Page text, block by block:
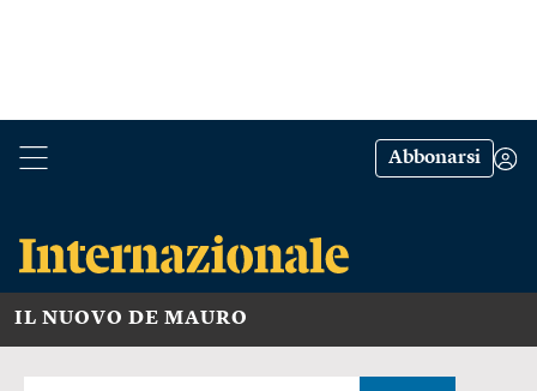
Abbonarsi
IL NUOVO DE MAURO